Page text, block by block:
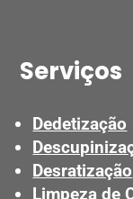
Serviços
Dedetização
Desratização
Limpeza de